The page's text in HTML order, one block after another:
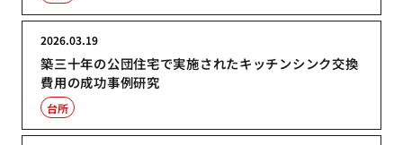
築三十年の公団住宅で実施されたキッチンシンク交換
費用の成功事例研究
2026.03.19
台所